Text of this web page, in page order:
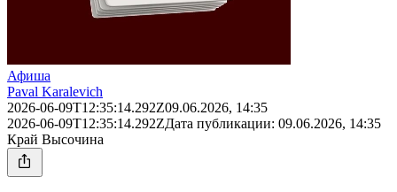
Афиша
Paval Karalevich
2026-06-09T12:35:14.292Z09.06.2026, 14:35
2026-06-09T12:35:14.292ZДата публикации: 09.06.2026, 14:35
Край Высочина